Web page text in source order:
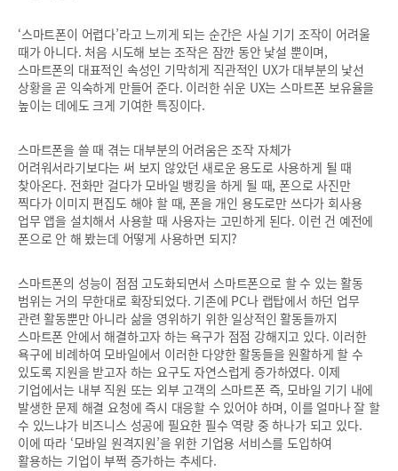
‘스마트폰이 어렵다’라고 느끼게 되는 순간은 사실 기기 조작이 어려울
때가 아니다. 처음 시도해 보는 조작은 잠깐 동안 낯설 뿐이며,
스마트폰의 대표적인 속성인 기막히게 직관적인 UX가 대부분의 낯선
상황을 곧 익숙하게 만들어 준다. 이러한 쉬운 UX는 스마트폰 보유율을
높이는 데에도 크게 기여한 특징이다.
스마트폰을 쓸 때 겪는 대부분의 어려움은 조작 자체가
어려워서라기보다는 써 보지 않았던 새로운 용도로 사용하게 될 때
찾아온다. 전화만 걸다가 모바일 뱅킹을 하게 될 때, 폰으로 사진만
찍다가 이미지 편집도 해야 할 때, 폰을 개인 용도로만 쓰다가 회사용
업무 앱을 설치해서 사용할 때 사용자는 고민하게 된다. 이런 건 예전에
폰으로 안 해 봤는데 어떻게 사용하면 되지?
스마트폰의 성능이 점점 고도화되면서 스마트폰으로 할 수 있는 활동
범위는 거의 무한대로 확장되었다. 기존에 PC나 랩탑에서 하던 업무
관련 활동뿐만 아니라 삶을 영위하기 위한 일상적인 활동들까지
스마트폰 안에서 해결하고자 하는 욕구가 점점 강해지고 있다. 이러한
욕구에 비례하여 모바일에서 이러한 다양한 활동들을 원활하게 할 수
있도록 지원을 받고자 하는 요구도 자연스럽게 증가하였다. 이제
기업에서는 내부 직원 또는 외부 고객의 스마트폰 즉, 모바일 기기 내에
발생한 문제 해결 요청에 즉시 대응할 수 있어야 하며, 이를 얼마나 잘 할
수 있느냐가 비즈니스 성공에 필요한 필수 역량 중 하나가 되고 있다.
이에 따라 ‘모바일 원격지원’을 위한 기업용 서비스를 도입하여
활용하는 기업이 부쩍 증가하는 추세다.